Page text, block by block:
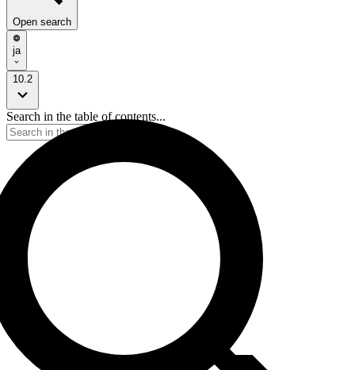
Open search
ja
10.2
Search in the table of contents...